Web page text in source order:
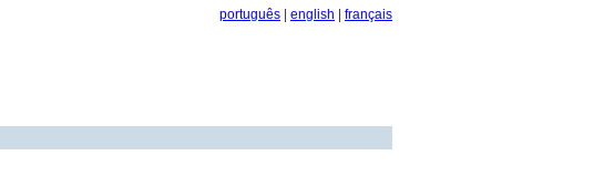
português english français